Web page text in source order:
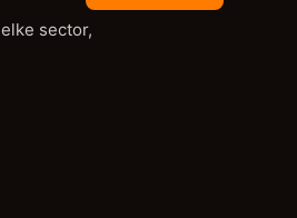
sector,